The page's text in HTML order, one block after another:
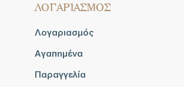
ΛΟΓΑΡΙΑΣΜΟΣ
Λογαριασμός
Αγαπημένα
Παραγγελία